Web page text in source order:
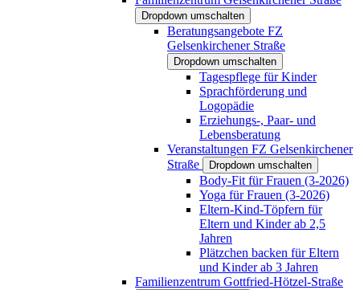
Dropdown umschalten
Beratungsangebote FZ
Gelsenkirchener Straße
Dropdown umschalten
Tagespflege für Kinder
Sprachförderung und
Logopädie
Erziehungs-, Paar- und
Lebensberatung
Veranstaltungen FZ Gelsenkirchener
Straße
Dropdown umschalten
Body-Fit für Frauen (3-2026)
Yoga für Frauen (3-2026)
Eltern-Kind-Töpfern für
Eltern und Kinder ab 2,5
Jahren
Plätzchen backen für Eltern
und Kinder ab 3 Jahren
Familienzentrum Gottfried-Hötzel-Straße